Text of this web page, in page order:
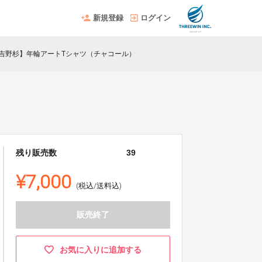
新規登録 ログイン
野杉】年輪アートTシャツ（チャコール）
残り販売数 39
¥7,000 (税込/送料込)
販売終了
お気に入りに追加する